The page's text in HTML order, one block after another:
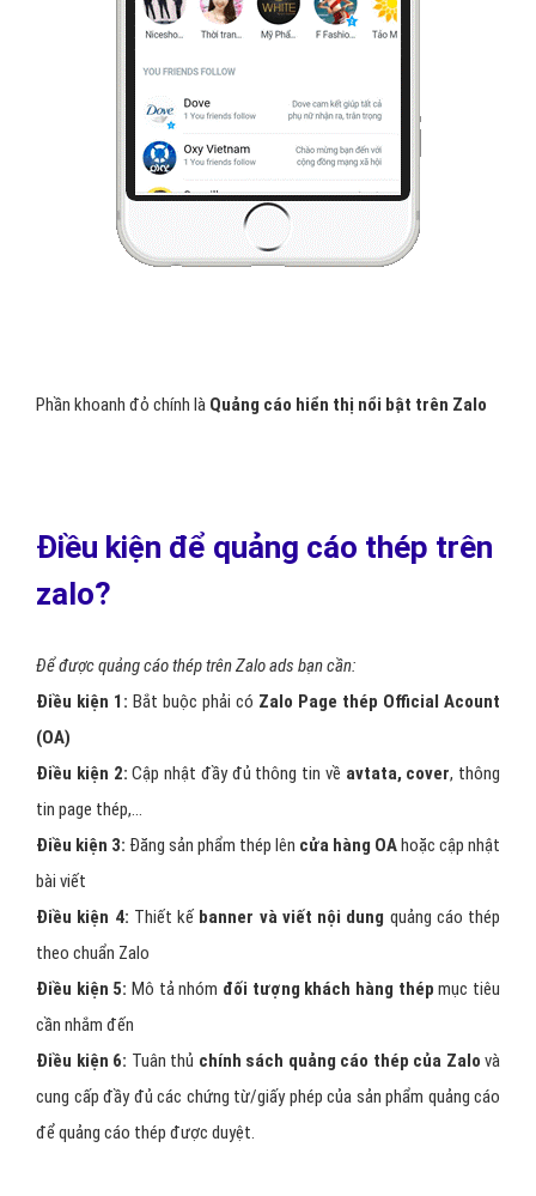
Phần khoanh đỏ chính là Quảng cáo hiển thị nổi bật trên Zalo
Điều kiện để quảng cáo thép trên
zalo?
Để được quảng cáo thép trên Zalo ads bạn cần:
Điều kiện 1: Bắt buộc phải có Zalo Page thép Official Acount
(OA)
Điều kiện 2: Cập nhật đầy đủ thông tin về avtata, cover, thông
tin page thép,…
Điều kiện 3: Đăng sản phẩm thép lên cửa hàng OAhoặc cập nhật
bài viết
Điều kiện 4: Thiết kế banner và viết nội dung quảng cáo thép
theo chuẩn Zalo
Điều kiện 5: Mô tả nhóm đối tượng khách hàng thép mục tiêu
cần nhắm đến
Điều kiện 6: Tuân thủ chính sách quảng cáo thép của Zalo và
cung cấp đầy đủ các chứng từ/giấy phép của sản phẩm quảng cáo
để quảng cáo thép được duyệt.